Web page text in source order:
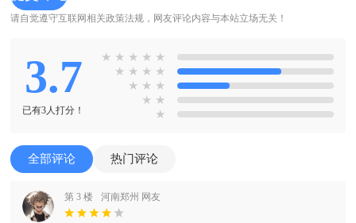
请自觉遵守互联网相关政策法规，网友评论内容与本站立场无关！
3.7
已有3人打分！
★ ★ ★ ★ ★
★ ★ ★ ★
★ ★ ★
★ ★
★
全部评论 热门评论
第 3 楼 河南郑州 网友